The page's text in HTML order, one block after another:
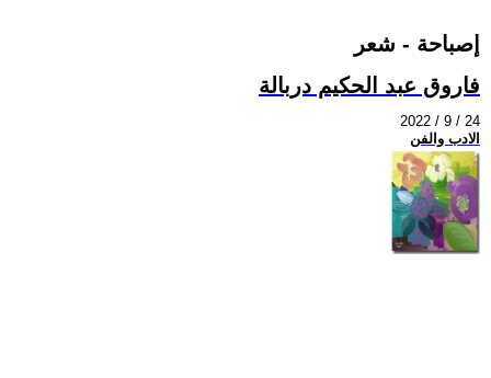
إصباحة - شعر
فاروق عبد الحكيم دربالة
2022 / 9 / 24
الادب والفن